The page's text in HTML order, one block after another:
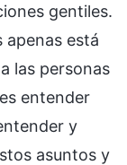
gentiles.
apenas está
las personas
entender
y
asuntos y